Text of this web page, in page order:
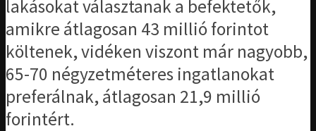
lakásokat választanak a befektetők,
amikre átlagosan 43 millió forintot
költenek, vidéken viszont már nagyobb,
65-70 négyzetméteres ingatlanokat
preferálnak, átlagosan 21,9 millió
forintért.